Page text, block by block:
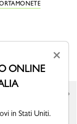
×
ONLINE
in Stati Uniti.